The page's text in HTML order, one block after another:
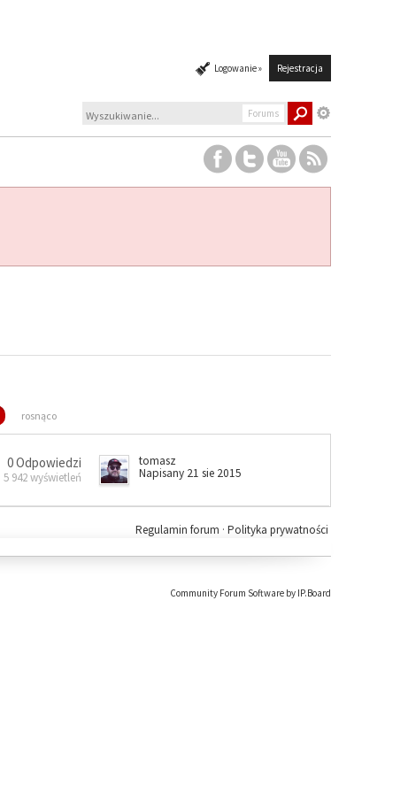
Logowanie » Rejestracja
Forums
rosnąco
0 Odpowiedzi
5 942 wyświetleń
tomasz
Napisany 21 sie 2015
Polityka prywatności
Regulamin forum ·
Community Forum Software by IP.Board